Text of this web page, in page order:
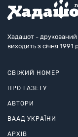
Хадашот - друкований
виходить з січня 1991
СВІЖИЙ НОМЕР
ПРО ГАЗЕТУ
АВТОРИ
ВААД УКРАЇНИ
АРХІВ